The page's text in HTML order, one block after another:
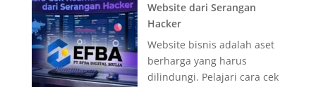
Website dari Serangan
Hacker
Website bisnis adalah aset
berharga yang harus
dilindungi. Pelajari cara cek